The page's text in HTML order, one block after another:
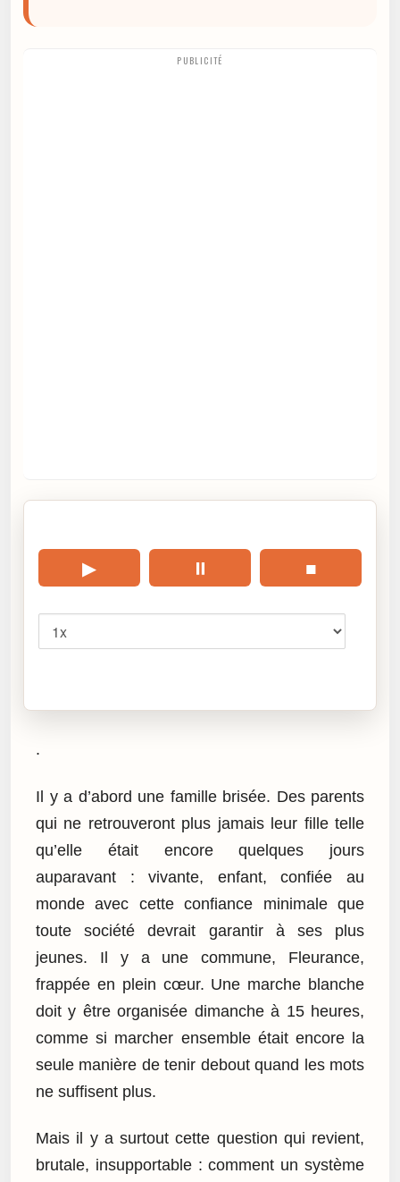
PUBLICITÉ
▶ ⏸ ■
.
Il y a d’abord une famille brisée. Des parents
qui ne retrouveront plus jamais leur fille telle
qu’elle était encore quelques jours
auparavant : vivante, enfant, confiée au
monde avec cette confiance minimale que
toute société devrait garantir à ses plus
jeunes. Il y a une commune, Fleurance,
frappée en plein cœur. Une marche blanche
doit y être organisée dimanche à 15 heures,
comme si marcher ensemble était encore la
seule manière de tenir debout quand les mots
ne suffisent plus.
Mais il y a surtout cette question qui revient,
brutale, insupportable : comment un système